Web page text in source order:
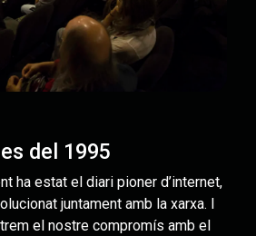
del 1995
ha estat el diari pioner d’internet,
juntament amb la xarxa. I
el nostre compromís amb el